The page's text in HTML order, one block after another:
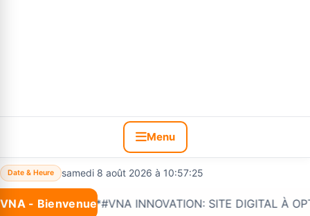
Menu
Date & Heure samedi 8 août 2026 à 10:57:26
VNA - Bienvenue
Nouveau :*#VNA INNOVATION: SITE DIGITAL À